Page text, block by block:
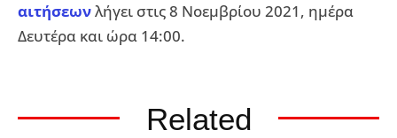
αιτήσεωνλήγει στις 8 Νοεμβρίου 2021, ημέρα
Δευτέρα και ώρα 14:00.
Related